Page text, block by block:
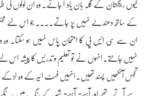
کیوں ریگستان کے گلہ بان یاد آ جاتے۔ وہ ان
کے ساتھ دھندلے نہیں پڑ جاتے.... جو اس لئے
ان سے سی ایس پی کا امتحان پاس نہیں ہو سکتا۔ وہ
نہیں جانتے۔ انہوں نے تو تعلیم و تدریس کا پیشہ اس لئے
تجسس آنکھیں پسند تھیں۔ انہیں فسٹ ائیر کے وہ
سے آتے تھے اور آہستہ آہستہ شہر کے رنگ میں